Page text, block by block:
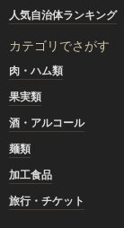
人気自治体ランキング
カテゴリでさがす
肉・ハム類
果実類
酒・アルコール
麺類
加工食品
旅行・チケット